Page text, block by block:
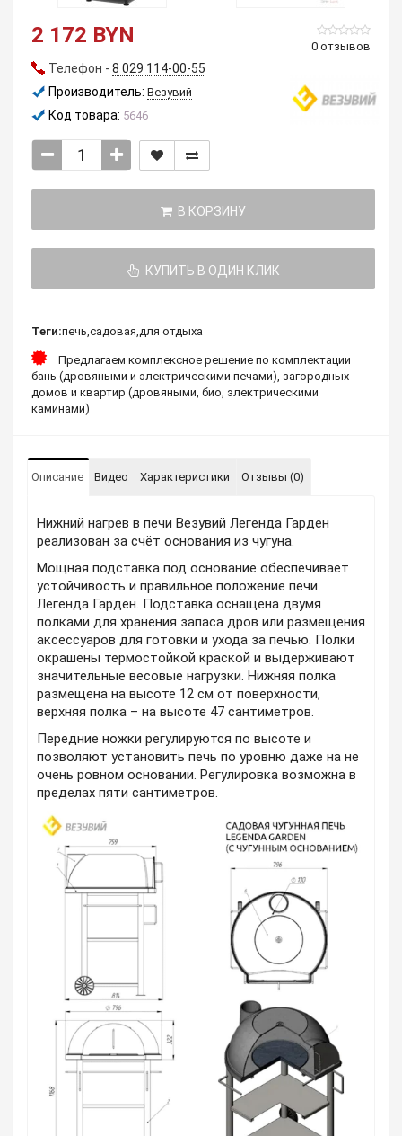
0 отзывов
2 172 BYN
Телефон - 8 029 114-00-55
Производитель: Везувий
Код товара: 5646
В КОРЗИНУ
КУПИТЬ В ОДИН КЛИК
Теги:печь,садовая,для отдыха
Предлагаем комплексное решение по комплектации
бань (дровяными и электрическими печами), загородных
домов и квартир (дровяными, био, электрическими
каминами)
Описание Видео Характеристики Отзывы (0)
Нижний нагрев в печи Везувий Легенда Гарден
реализован за счёт основания из чугуна.
Мощная подставка под основание обеспечивает
устойчивость и правильное положение печи
Легенда Гарден. Подставка оснащена двумя
полками для хранения запаса дров или размещения
аксессуаров для готовки и ухода за печью. Полки
окрашены термостойкой краской и выдерживают
значительные весовые нагрузки. Нижняя полка
размещена на высоте 12 см от поверхности,
верхняя полка – на высоте 47 сантиметров.
Передние ножки регулируются по высоте и
позволяют установить печь по уровню даже на не
очень ровном основании. Регулировка возможна в
пределах пяти сантиметров.